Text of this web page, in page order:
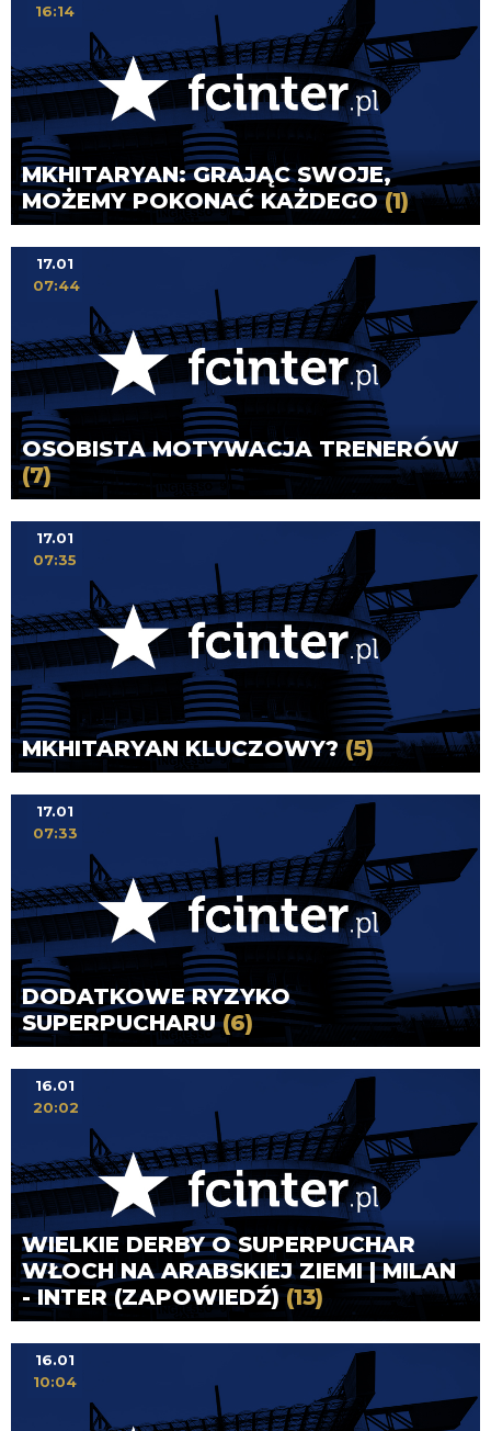
MKHITARYAN: GRAJĄC SWOJE,
MOŻEMY POKONAĆ KAŻDEGO(1)
16:14
OSOBISTA MOTYWACJA TRENERÓW
(7)
17.01
07:44
MKHITARYAN KLUCZOWY? (5)
17.01
07:35
DODATKOWE RYZYKO
SUPERPUCHARU(6)
17.01
07:33
WIELKIE DERBY O SUPERPUCHAR
WŁOCH NA ARABSKIEJ ZIEMI | MILAN
- INTER (ZAPOWIEDŹ) (13)
16.01
20:02
16.01
10:04